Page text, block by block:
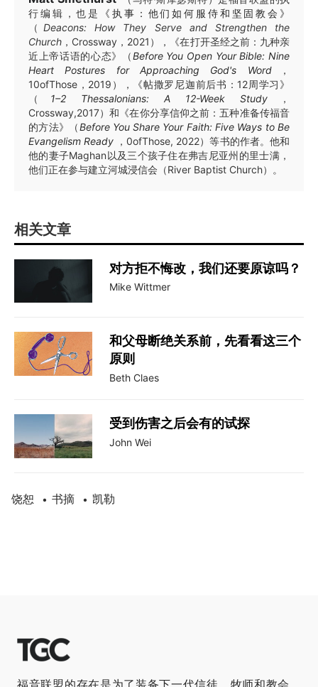
行编辑，也是
《执事：他们如何服侍和坚固教会》
（Deacons: How They Serve and Strengthen the
Church ，Crossway，2021），《在打开圣经之前：九种亲
近上帝话语的心态》（Before You Open Your Bible: Nine
Heart Postures for Approaching God's Word，
10ofThose，2019），《帖撒罗尼迦前后书：12周学习》
（ 1–2 Thessalonians: A 12-Week Study ，
Crossway,2017）和《在你分享信仰之前：五种准备传福音
的方法》（Before You Share Your Faith: Five Ways to Be
Evangelism Ready ，0ofThose, 2022）等书的作者。他和
他的妻子Maghan以及三个孩子住在弗吉尼亚州的里士满，
他们正在参与建立河城浸信会（River Baptist Church）。
相关文章
对方拒不悔改，我们还要原谅吗？
Mike Wittmer
和父母断绝关系前，先看看这三个
原则
Beth Claes
受到伤害之后会有的试探
John Wei
饶恕 • 书摘 • 凯勒